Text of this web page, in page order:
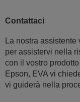
Contattaci
La nostra
per assistervi nella
con il vostro
Epson, EVA vi
vi guiderà nella